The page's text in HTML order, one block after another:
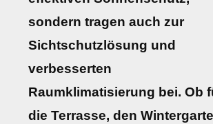
sondern tragen auch zur
Sichtschutzlösung und
verbesserten
Raumklimatisierung bei. Ob
die Terrasse, den